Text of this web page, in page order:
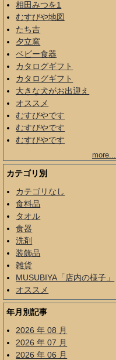
相田みつを1
むすびや地図
たち吉
夕立窯
ベビー食器
カタログギフト
カタログギフト
大きな犬がお出迎え
オススメ
むすびやです
むすびやです
むすびやです
more...
カテゴリ別
カテゴリなし
食料品
タオル
食器
洗剤
装飾品
雑貨
MUSUBIYA「店内の様子」
オススメ
年月別記事
2026 年 08 月
2026 年 07 月
2026 年 06 月